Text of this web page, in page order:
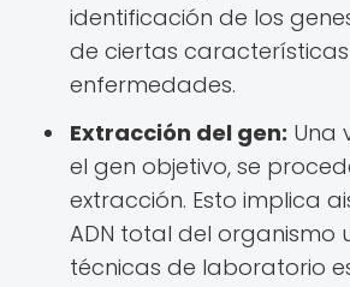
identificación de los
de ciertas
enfermedades.
Extracción del gen: Una
el gen objetivo, se
extracción. Esto implica
ADN total del organismo
técnicas de laboratorio